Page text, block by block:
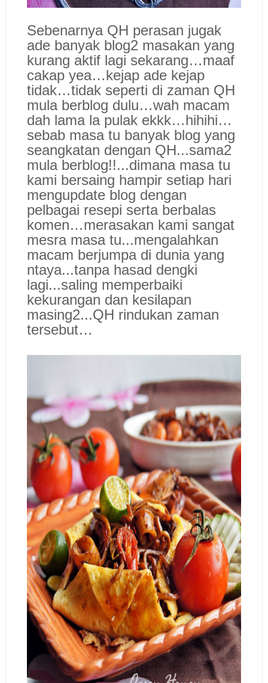
Sebenarnya QH perasan jugak
ade banyak blog2 masakan yang
kurang aktif lagi sekarang…maaf
cakap yea…kejap ade kejap
tidak…tidak seperti di zaman QH
mula berblog dulu…wah macam
dah lama la pulak ekkk…hihihi…
sebab masa tu banyak blog yang
seangkatan dengan QH...sama2
mula berblog!!...dimana masa tu
kami bersaing hampir setiap hari
mengupdate blog dengan
pelbagai resepi serta berbalas
komen…merasakan kami sangat
mesra masa tu...mengalahkan
macam berjumpa di dunia yang
ntaya...tanpa hasad dengki
lagi...saling memperbaiki
kekurangan dan kesilapan
masing2...QH rindukan zaman
tersebut…